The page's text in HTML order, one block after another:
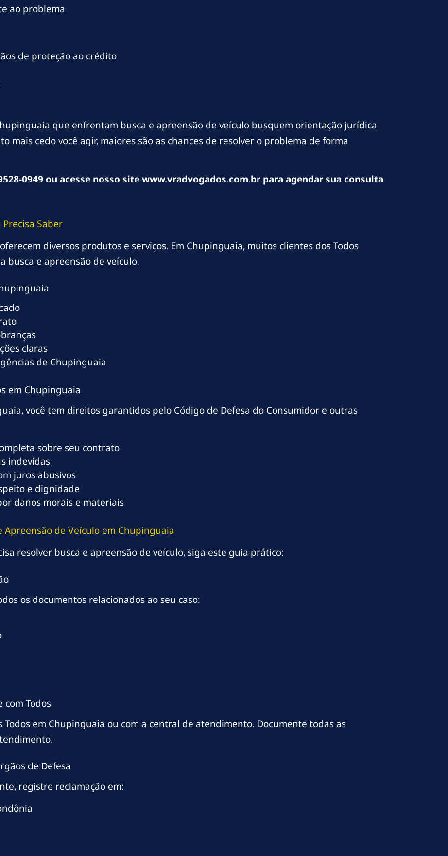
ao problema
de proteção ao crédito
que enfrentam busca e apreensão de veículo busquem orientação jurídica
mais cedo você agir, maiores são as chances de resolver o problema de forma
0949 ou acesse nosso site www.vradvogados.com.br para agendar sua consulta
Saber
diversos produtos e serviços. Em Chupinguaia, muitos clientes dos Todos
busca e apreensão de veículo.
claras
de Chupinguaia
em Chupinguaia
você tem direitos garantidos pelo Código de Defesa do Consumidor e outras
sobre seu contrato
indevidas
juros abusivos
e dignidade
danos morais e materiais
Apreensão de Veículo em Chupinguaia
resolver busca e apreensão de veículo, siga este guia prático:
os documentos relacionados ao seu caso:
com Todos
Todos em Chupinguaia ou com a central de atendimento. Documente todas as
de Defesa
registre reclamação em: